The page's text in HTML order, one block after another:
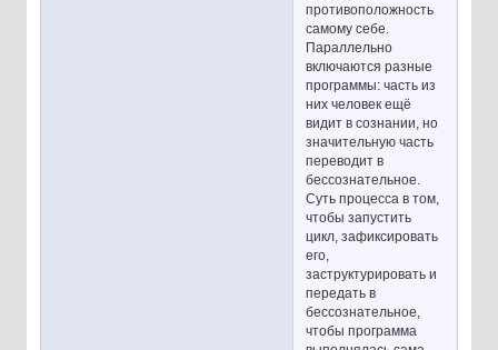
противоположность
самому себе.
Параллельно
включаются разные
программы: часть из
них человек ещё
видит в сознании, но
значительную часть
переводит в
бессознательное.
Суть процесса в том,
чтобы запустить
цикл, зафиксировать
его,
заструктурировать и
передать в
бессознательное,
чтобы программа